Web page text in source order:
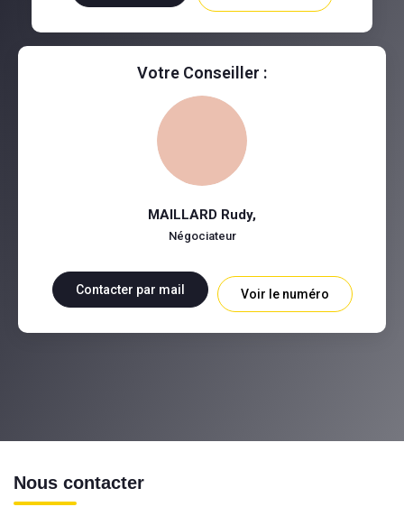
Votre Conseiller :
MAILLARD Rudy,
Négociateur
Contacter par mail Voir le numéro
Nous contacter